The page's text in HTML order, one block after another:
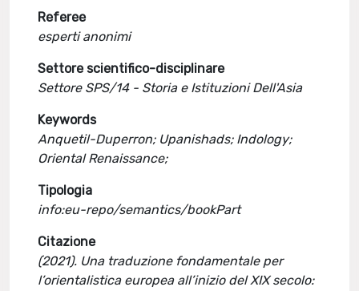
Referee
esperti anonimi
Settore scientifico-disciplinare
Settore SPS/14 - Storia e Istituzioni Dell'Asia
Keywords
Anquetil-Duperron; Upanishads; Indology;
Oriental Renaissance;
Tipologia
info:eu-repo/semantics/bookPart
Citazione
(2021). Una traduzione fondamentale per
l’orientalistica europea all’inizio del XIX secolo: